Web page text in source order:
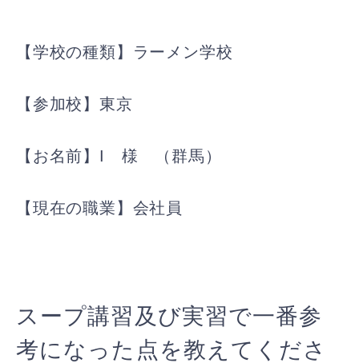
【学校の種類】ラーメン学校
【参加校】東京
【お名前】I 様 （群馬）
【現在の職業】会社員
スープ講習及び実習で一番参
考になった点を教えてくださ